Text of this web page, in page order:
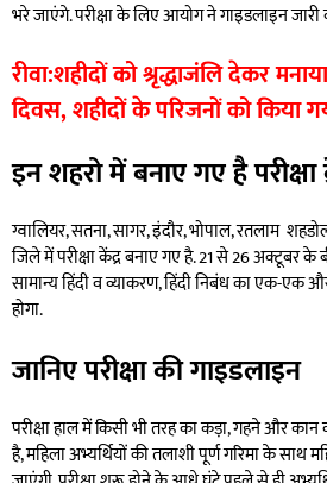
भरे जाएंगे. परीक्षा के लिए आयोग ने गाइडलाइन जारी
रीवा:शहीदों को श्रृद्धाजंलि देकर
दिवस, शहीदों के परिजनों को किया
इन शहरो में बनाए गए है परीक्षा
ग्वालियर, सतना, सागर, इंदौर, भोपाल, रतलाम
जिले में परीक्षा केंद्र बनाए गए है. 21 से 26 अक्टूबर के
सामान्य हिंदी व व्याकरण, हिंदी निबंध का एक-एक
होगा.
जानिए परीक्षा की गाइडलाइन
परीक्षा हाल में किसी भी तरह का कड़ा, गहने और
है, महिला अभ्यर्थियों की तलाशी पूर्ण गरिमा के साथ